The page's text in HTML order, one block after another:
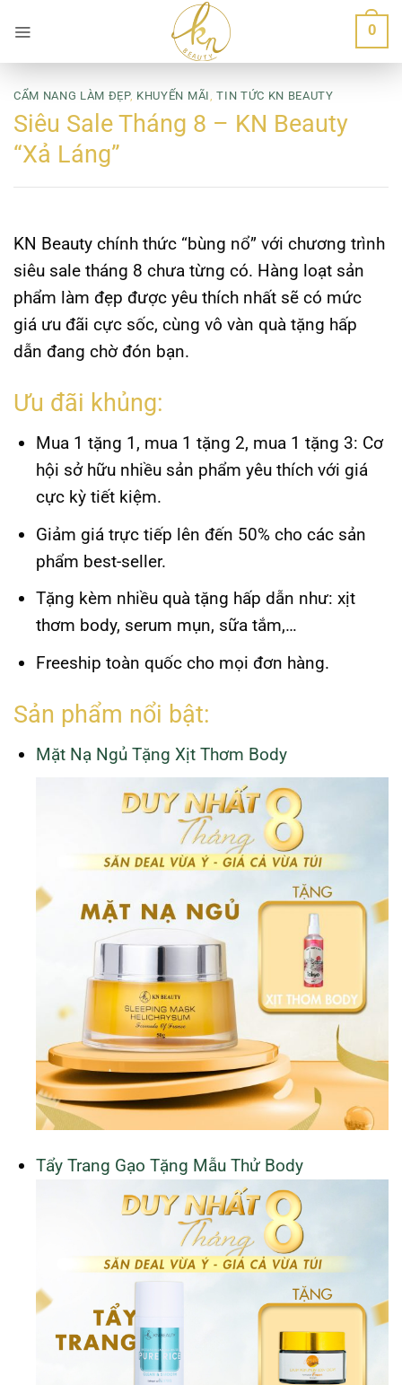
qua
nội
dung
0
CẨM NANG LÀM ĐẸP, KHUYẾN MÃI,TIN TỨC KN BEAUTY
Siêu Sale Tháng 8 – KN Beauty
“Xả Láng”
KN Beauty chính thức “bùng nổ” với chương trình
siêu sale tháng 8 chưa từng có. Hàng loạt sản
phẩm làm đẹp được yêu thích nhất sẽ có mức
giá ưu đãi cực sốc, cùng vô vàn quà tặng hấp
dẫn đang chờ đón bạn.
Ưu đãi khủng:
Mua 1 tặng 1, mua 1 tặng 2, mua 1 tặng 3: Cơ
hội sở hữu nhiều sản phẩm yêu thích với giá
cực kỳ tiết kiệm.
Giảm giá trực tiếp lên đến 50% cho các sản
phẩm best-seller.
Tặng kèm nhiều quà tặng hấp dẫn như: xịt
thơm body, serum mụn, sữa tắm,…
Freeship toàn quốc cho mọi đơn hàng.
Sản phẩm nổi bật:
Mặt Nạ Ngủ Tặng Xịt Thơm Body
Tẩy Trang Gạo Tặng Mẫu Thử Body